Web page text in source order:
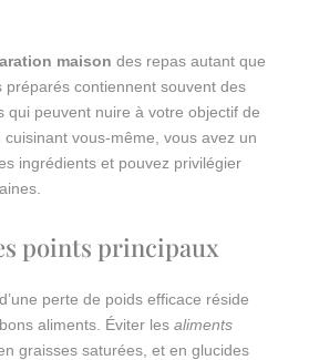
maison des repas autant que
préparés contiennent souvent des
qui peuvent nuire à votre objectif de
cuisinant vous-même, vous avez un
ingrédients et pouvez privilégier
points principaux
perte de poids efficace réside
aliments. Éviter les aliments
graisses saturées, et en glucides